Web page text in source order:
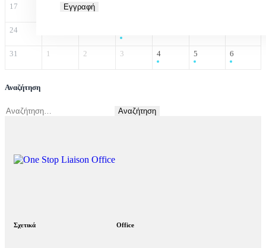
17 19
24
31 1 2 3 4 5 6
Αναζήτηση
Σχετικά Office
Εγγραφή